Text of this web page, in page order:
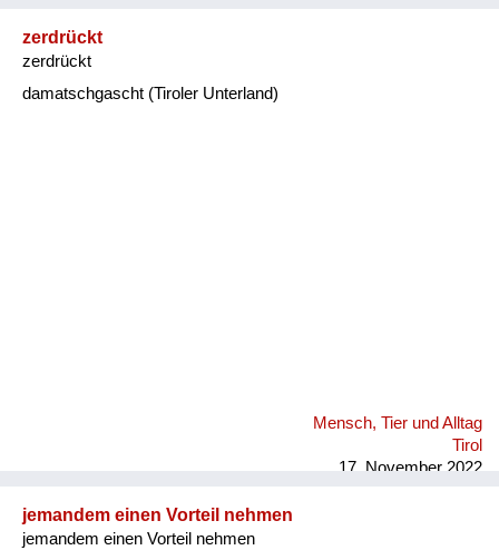
zerdrückt
zerdrückt
damatschgascht (Tiroler Unterland)
Mensch, Tier und Alltag
Tirol
17. November 2022
jemandem einen Vorteil nehmen
jemandem einen Vorteil nehmen